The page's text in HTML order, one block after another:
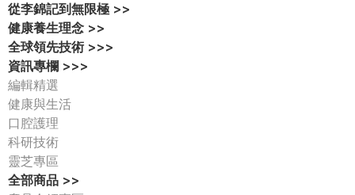
從李錦記到無限極 >>
健康養生理念 >>
全球領先技術 >>>
資訊專欄 >>>
編輯精選
健康與生活
口腔護理
科研技術
靈芝專區
全部商品 >>